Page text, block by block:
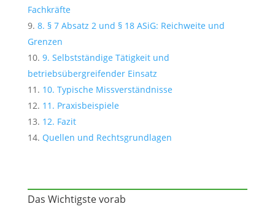
Fachkräfte
8. § 7 Absatz 2 und § 18 ASiG: Reichweite und
Grenzen
9. Selbstständige Tätigkeit und
betriebsübergreifender Einsatz
10. Typische Missverständnisse
11. Praxisbeispiele
12. Fazit
Quellen und Rechtsgrundlagen
Das Wichtigste vorab